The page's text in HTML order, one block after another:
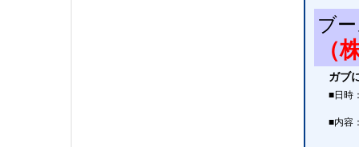
ブ
（
ガブ
■日時
■内容